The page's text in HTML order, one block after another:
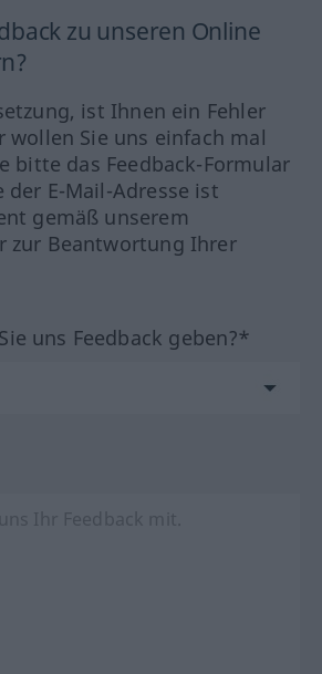
zu unseren Online
ist Ihnen ein Fehler
wollen Sie uns einfach mal
bitte das Feedback-Formular
der E-Mail-Adresse ist
gemäß unserem
zur Beantwortung Ihrer
uns Feedback geben?*